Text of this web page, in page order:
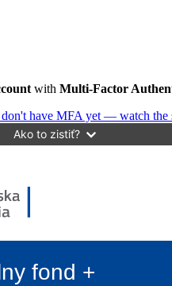
with Multi-Factor
have MFA yet — watch the
Ako to zistiť?
fond +